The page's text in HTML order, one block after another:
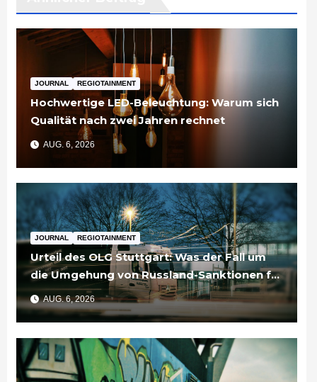
JOURNAL REGIOTAINMENT
Hochwertige LED-Beleuchtung: Warum sich
Qualität nach zwei Jahren rechnet
AUG. 6, 2026
JOURNAL REGIOTAINMENT
Urteil des OLG Stuttgart: Was der Fall um
die Umgehung von Russland-Sanktionen für
Unternehmen bedeutet
AUG. 6, 2026